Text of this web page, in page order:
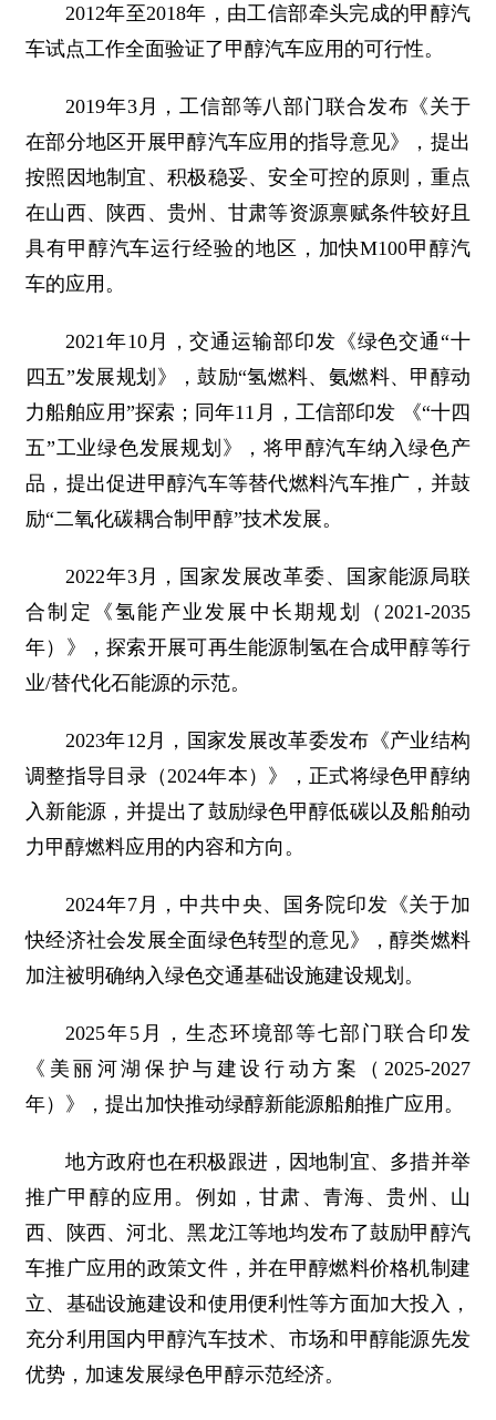
2012年至2018年，由工信部牵头完成的甲醇汽
车试点工作全面验证了甲醇汽车应用的可行性。
2019年3月，工信部等八部门联合发布《关于
在部分地区开展甲醇汽车应用的指导意见》，提出
按照因地制宜、积极稳妥、安全可控的原则，重点
在山西、陕西、贵州、甘肃等资源禀赋条件较好且
具有甲醇汽车运行经验的地区，加快M100甲醇汽
车的应用。
2021年10月，交通运输部印发《绿色交通“十
四五”发展规划》，鼓励“氢燃料、氨燃料、甲醇动
力船舶应用”探索；同年11月，工信部印发 《“十四
五”工业绿色发展规划》，将甲醇汽车纳入绿色产
品，提出促进甲醇汽车等替代燃料汽车推广，并鼓
励“二氧化碳耦合制甲醇”技术发展。
2022年3月，国家发展改革委、国家能源局联
合制定《氢能产业发展中长期规划（2021-2035
年）》，探索开展可再生能源制氢在合成甲醇等行
业/替代化石能源的示范。
2023年12月，国家发展改革委发布《产业结构
调整指导目录（2024年本）》，正式将绿色甲醇纳
入新能源，并提出了鼓励绿色甲醇低碳以及船舶动
力甲醇燃料应用的内容和方向。
2024年7月，中共中央、国务院印发《关于加
快经济社会发展全面绿色转型的意见》，醇类燃料
加注被明确纳入绿色交通基础设施建设规划。
2025年5月，生态环境部等七部门联合印发
《美丽河湖保护与建设行动方案（2025-2027
年）》，提出加快推动绿醇新能源船舶推广应用。
地方政府也在积极跟进，因地制宜、多措并举
推广甲醇的应用。例如，甘肃、青海、贵州、山
西、陕西、河北、黑龙江等地均发布了鼓励甲醇汽
车推广应用的政策文件，并在甲醇燃料价格机制建
立、基础设施建设和使用便利性等方面加大投入，
充分利用国内甲醇汽车技术、市场和甲醇能源先发
优势，加速发展绿色甲醇示范经济。